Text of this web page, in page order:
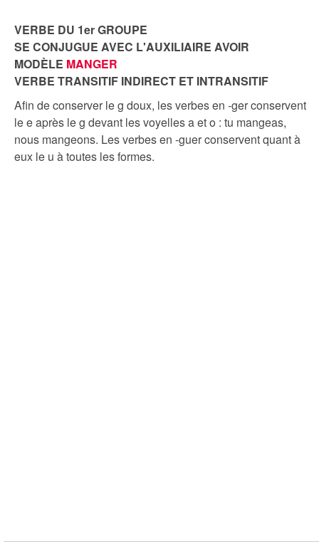
VERBE DU 1er GROUPE
SE CONJUGUE AVEC L'AUXILIAIRE AVOIR
MODÈLE MANGER
VERBE TRANSITIF INDIRECT ET INTRANSITIF
Afin de conserver le g doux, les verbes en -ger conservent
le e après le g devant les voyelles a et o : tu mangeas,
nous mangeons. Les verbes en -guer conservent quant à
eux le u à toutes les formes.